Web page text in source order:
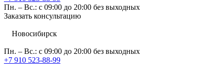
Пн. – Вс.: с 09:00 до 20:00 без выходных
Заказать консультацию
Новосибирск
Пн. – Вс.: с 09:00 до 20:00 без выходных
+7 910 523-88-99